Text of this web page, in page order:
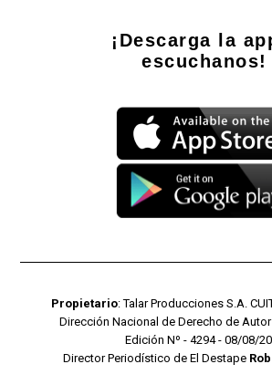
¡Descarga la
escuchanos!
Propietario: Talar Producciones S.A.
Dirección Nacional de Derecho de
Edición Nº - 4294 - 08/08/
Director Periodístico de El Destape